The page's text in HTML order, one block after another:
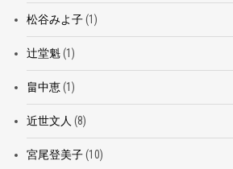
松谷みよ子(1)
辻堂魁(1)
畠中恵(1)
近世文人 (8)
宮尾登美子(10)